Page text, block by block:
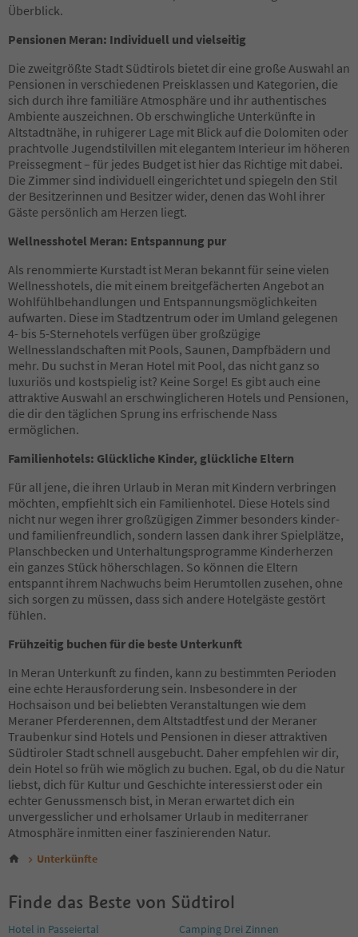
Überblick.
Pensionen Meran: Individuell und vielseitig
Die zweitgrößte Stadt Südtirols bietet dir eine große Auswahl an
Pensionen in verschiedenen Preisklassen und Kategorien, die
sich durch ihre familiäre Atmosphäre und ihr authentisches
Ambiente auszeichnen. Ob erschwingliche Unterkünfte in
Altstadtnähe, in ruhigerer Lage mit Blick auf die Dolomiten oder
prachtvolle Jugendstilvillen mit elegantem Interieur im höheren
Preissegment – für jedes Budget ist hier das Richtige mit dabei.
Die Zimmer sind individuell eingerichtet und spiegeln den Stil
der Besitzerinnen und Besitzer wider, denen das Wohl ihrer
Gäste persönlich am Herzen liegt.
Wellnesshotel Meran: Entspannung pur
Als renommierte Kurstadt ist Meran bekannt für seine vielen
Wellnesshotels, die mit einem breitgefächerten Angebot an
Wohlfühlbehandlungen und Entspannungsmöglichkeiten
aufwarten. Diese im Stadtzentrum oder im Umland gelegenen
4- bis 5-Sternehotels verfügen über großzügige
Wellnesslandschaften mit Pools, Saunen, Dampfbädern und
mehr. Du suchst in Meran Hotel mit Pool, das nicht ganz so
luxuriös und kostspielig ist? Keine Sorge! Es gibt auch eine
attraktive Auswahl an erschwinglicheren Hotels und Pensionen,
die dir den täglichen Sprung ins erfrischende Nass
ermöglichen.
Familienhotels: Glückliche Kinder, glückliche Eltern
Für all jene, die ihren Urlaub in Meran mit Kindern verbringen
möchten, empfiehlt sich ein Familienhotel. Diese Hotels sind
nicht nur wegen ihrer großzügigen Zimmer besonders kinder-
und familienfreundlich, sondern lassen dank ihrer Spielplätze,
Planschbecken und Unterhaltungsprogramme Kinderherzen
ein ganzes Stück höherschlagen. So können die Eltern
entspannt ihrem Nachwuchs beim Herumtollen zusehen, ohne
sich sorgen zu müssen, dass sich andere Hotelgäste gestört
fühlen.
Frühzeitig buchen für die beste Unterkunft
In Meran Unterkunft zu finden, kann zu bestimmten Perioden
eine echte Herausforderung sein. Insbesondere in der
Hochsaison und bei beliebten Veranstaltungen wie dem
Meraner Pferderennen, dem Altstadtfest und der Meraner
Traubenkur sind Hotels und Pensionen in dieser attraktiven
Südtiroler Stadt schnell ausgebucht. Daher empfehlen wir dir,
dein Hotel so früh wie möglich zu buchen. Egal, ob du die Natur
liebst, dich für Kultur und Geschichte interessierst oder ein
echter Genussmensch bist, in Meran erwartet dich ein
unvergesslicher und erholsamer Urlaub in mediterraner
Atmosphäre inmitten einer faszinierenden Natur.
Unterkünfte
Finde das Beste von Südtirol
Hotel in Passeiertal
Camping Drei Zinnen